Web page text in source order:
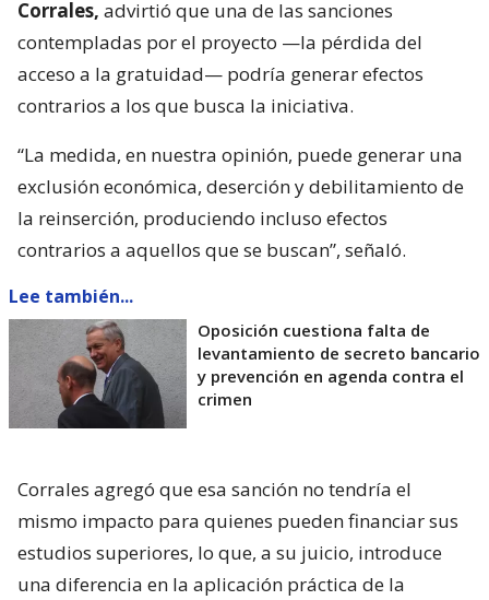
Corrales, advirtió que una de las sanciones
contempladas por el proyecto —la pérdida del
acceso a la gratuidad— podría generar efectos
contrarios a los que busca la iniciativa.
“La medida, en nuestra opinión, puede generar una
exclusión económica, deserción y debilitamiento de
la reinserción, produciendo incluso efectos
contrarios a aquellos que se buscan”, señaló.
Lee también...
Oposición cuestiona falta de
levantamiento de secreto bancario
y prevención en agenda contra el
crimen
Corrales agregó que esa sanción no tendría el
mismo impacto para quienes pueden financiar sus
estudios superiores, lo que, a su juicio, introduce
una diferencia en la aplicación práctica de la